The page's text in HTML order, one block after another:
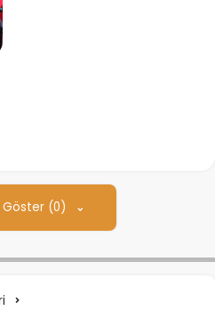
Göster (0)